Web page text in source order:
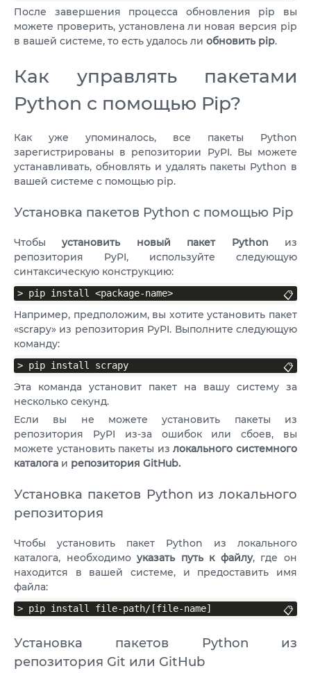
После завершения процесса обновления pip вы
можете проверить, установлена ли новая версия pip
в вашей системе, то есть удалось ли обновить pip.
Как управлять пакетами
Python с помощью Pip?
Как уже упоминалось, все пакеты Python
зарегистрированы в репозитории PyPI. Вы можете
устанавливать, обновлять и удалять пакеты Python в
вашей системе с помощью pip.
Установка пакетов Python с помощью Pip
Чтобыустановить новый пакет Python из
репозитория PyPI, используйте следующую
синтаксическую конструкцию:
> pip install <package-name> 📋
Например, предположим, вы хотите установить пакет
«scrapy» из репозитория PyPI. Выполните следующую
команду:
> pip install scrapy 📋
Эта команда установит пакет на вашу систему за
несколько секунд.
Если вы не можете установить пакеты из
репозитория PyPI из-за ошибок или сбоев, вы
можете установить пакеты излокального системного
каталога и репозитория GitHub.
Установка пакетов Python из локального
репозитория
Чтобы установить пакет Python из локального
каталога, необходимоуказать путь к файлу, где он
находится в вашей системе, и предоставить имя
файла:
> pip install file-path/[file-name] 📋
Установка пакетов Python из
репозитория Git или GitHub